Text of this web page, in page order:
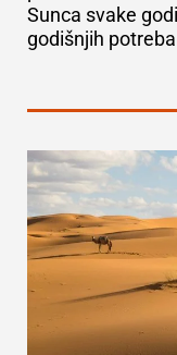
Sunca svake
godišnjih